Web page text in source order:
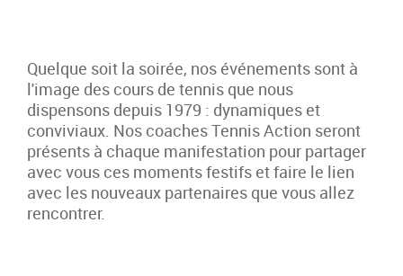
Quelque soit la soirée, nos événements sont à
l'image des cours de tennis que nous
dispensons depuis 1979 : dynamiques et
conviviaux. Nos coaches Tennis Action seront
présents à chaque manifestation pour partager
avec vous ces moments festifs et faire le lien
avec les nouveaux partenaires que vous allez
rencontrer.